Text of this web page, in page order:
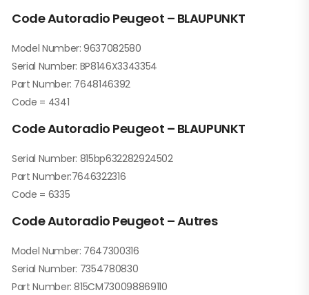
Code Autoradio Peugeot – BLAUPUNKT
Model Number: 9637082580
Serial Number: BP8146X3343354
Part Number: 7648146392
Code = 4341
Code Autoradio Peugeot – BLAUPUNKT
Serial Number: 815bp632282924502
Part Number:7646322316
Code = 6335
Code Autoradio Peugeot – Autres
Model Number: 7647300316
Serial Number: 7354780830
Part Number: 815CM730098869110